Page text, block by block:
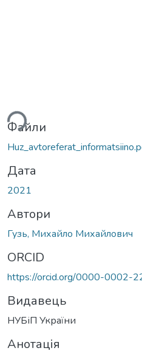
Вантажиться...
Файли
Дата
2021
Автори
Гузь, Михайло Михайлович
ORCID
https://orcid.org/0000-0002-
Видавець
НУБіП України
Анотація